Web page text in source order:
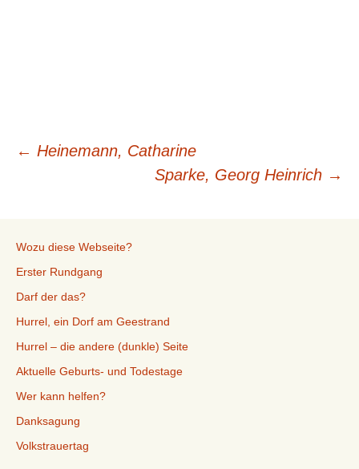
Beitragsnavigation
← Heinemann, Catharine
Sparke, Georg Heinrich →
Wozu diese Webseite?
Erster Rundgang
Darf der das?
Hurrel, ein Dorf am Geestrand
Hurrel – die andere (dunkle) Seite
Aktuelle Geburts- und Todestage
Wer kann helfen?
Danksagung
Volkstrauertag